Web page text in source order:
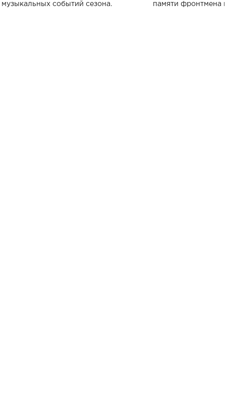
музыкальных событий сезона.
памяти фронтмена